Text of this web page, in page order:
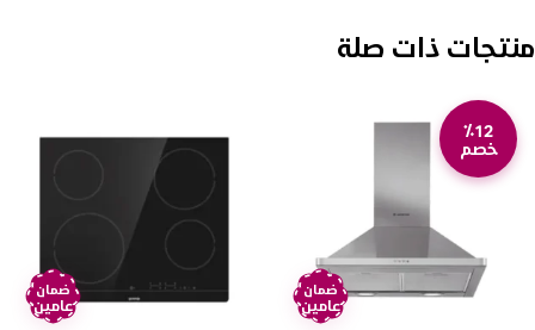
منتجات ذات صلة
٪12
خصم
ضمان
عامين
ضمان
عامين